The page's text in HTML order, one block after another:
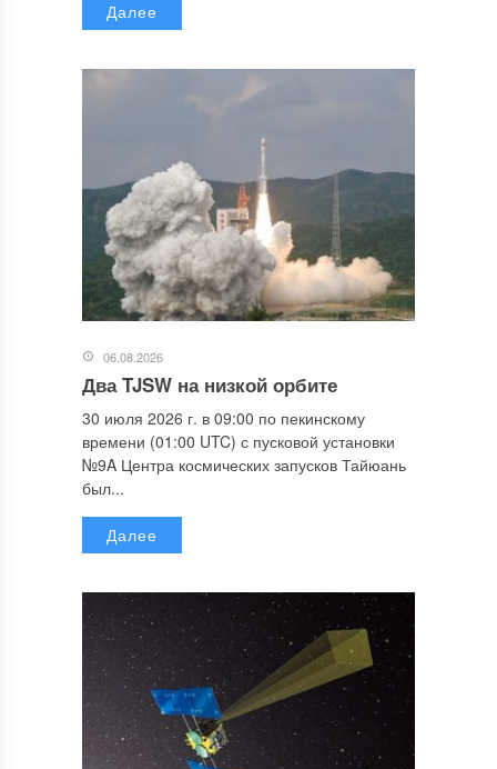
Далее
06.08.2026
Два TJSW на низкой орбите
30 июля 2026 г. в 09:00 по пекинскому
времени (01:00 UTC) с пусковой установки
№9A Центра космических запусков Тайюань
был...
Далее